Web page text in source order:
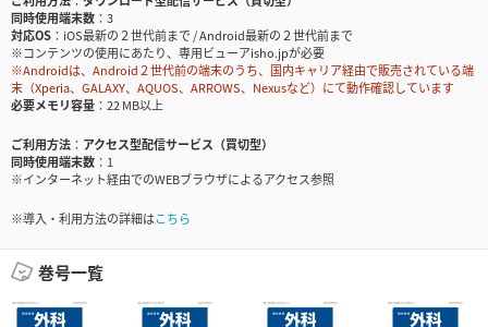
同時使用端末数
3
対応OS
iOS最新の２世代前まで / Android最新の２世代前まで
※コンテンツの使用にあたり、専用ビューアisho.jpが必要
※Androidは、Android２世代前の端末のうち、国内キャリア経由で販売されている端
末（Xperia、GALAXY、AQUOS、ARROWS、Nexusなど）にて動作確認しています
必要メモリ容量
22 MB以上
ご利用方法
アクセス型配信サービス（買切型）
同時使用端末数
1
※インターネット経由でのWEBブラウザによるアクセス参照
※導入・利用方法の詳細はこちら
巻号一覧